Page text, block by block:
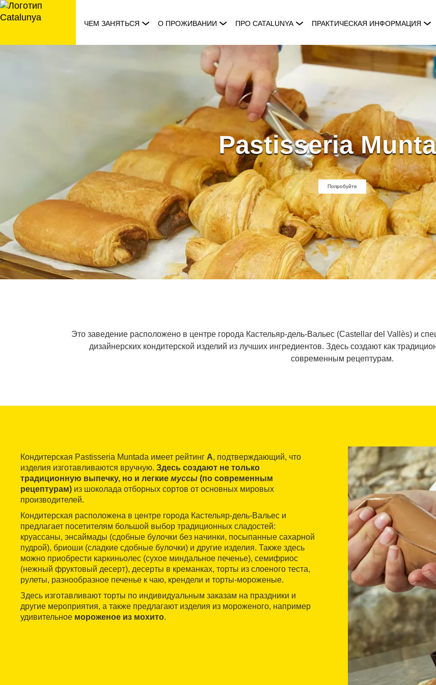
перейти
к
ЧЕМ ЗАНЯТЬСЯ О ПРОЖИВАНИИ ПРО CATALUNYA ПРАКТИЧЕСКАЯ ИНФОРМАЦИЯ
Pastisseria
Попробуйте
Это заведение расположено в центре города Кастельяр-дель-Вальес (Castellar del Vallès) и
дизайнерских кондитерской изделий из лучших ингредиентов. Здесь создают как
современным рецептурам.
Кондитерская Pastisseria Muntada имеет рейтинг А, подтверждающий, что
изделия изготавливаются вручную. Здесь создают не только
традиционную выпечку, но и легкие муссы (по современным
рецептурам) из шоколада отборных сортов от основных мировых
производителей.
Кондитерская расположена в центре города Кастельяр-дель-Вальес и
предлагает посетителям большой выбор традиционных сладостей:
круассаны, энсаймады (сдобные булочки без начинки, посыпанные сахарной
пудрой), бриоши (сладкие сдобные булочки) и другие изделия. Также здесь
можно приобрести каркиньолес (сухое миндальное печенье), семифриос
(нежный фруктовый десерт), десерты в креманках, торты из слоеного теста,
рулеты, разнообразное печенье к чаю, крендели и торты-мороженые.
Здесь изготавливают торты по индивидуальным заказам на праздники и
другие мероприятия, а также предлагают изделия из мороженого, например
удивительное мороженое из мохито.